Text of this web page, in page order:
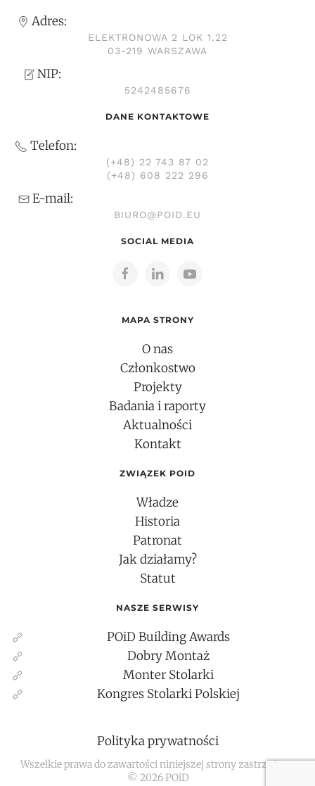
Adres:
ELEKTRONOWA 2 LOK 1.22
03-219 WARSZAWA
NIP:
5242485676
DANE KONTAKTOWE
Telefon:
(+48) 22 743 87 02
(+48) 608 222 296
E-mail:
BIURO@POID.EU
SOCIAL MEDIA
MAPA STRONY
O nas
Członkostwo
Projekty
Badania i raporty
Aktualności
Kontakt
ZWIĄZEK POID
Władze
Historia
Patronat
Jak działamy?
Statut
NASZE SERWISY
POiD Building Awards
Dobry Montaż
Monter Stolarki
Kongres Stolarki Polskiej
Polityka prywatności
Wszelkie prawa do zawartości niniejszej strony zastrzeżone
© 2026POiD